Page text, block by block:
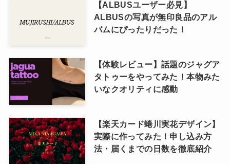
【ALBUSユーザー必見】
ALBUSの写真が無印良品のアル
バムにぴったりだった！
【体験レビュー】話題のジャグア
タトゥーをやってみた！本物みた
いなクオリティに感動
【楽天カード蜷川実花デザイン】
実際に作ってみた！申し込み方
法・届くまでの日数を徹底紹介